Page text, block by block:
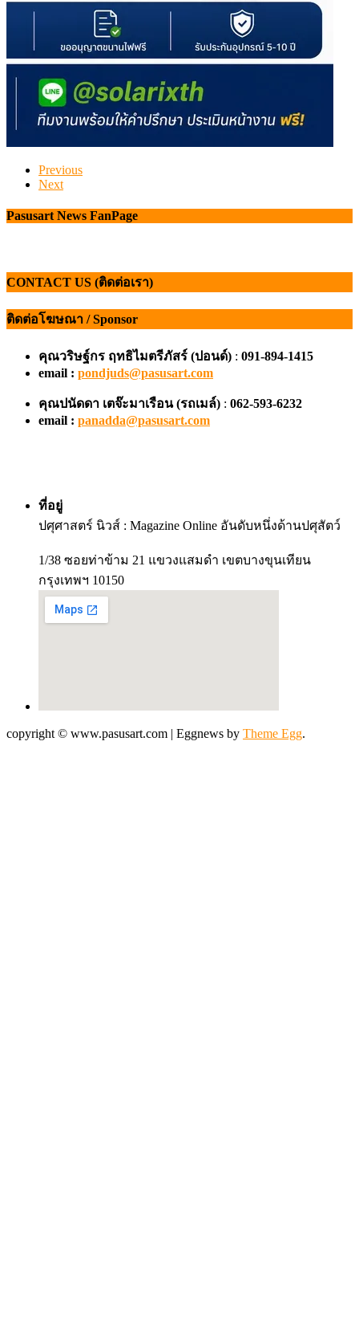
Previous
Next
Pasusart News FanPage
CONTACT US (ติดต่อเรา)
ติดต่อโฆษณา / Sponsor
คุณวริษฐ์กร ฤทธิไมตรีภัสร์ (ปอนด์) : 091-894-1415
email : pondjuds@pasusart.com
คุณปนัดดา เตจ๊ะมาเรือน (รถเมล์) : 062-593-6232
email : panadda@pasusart.com
ที่อยู่
ปศุศาสตร์ นิวส์ : Magazine Online อันดับหนึ่งด้านปศุสัตว์
1/38 ซอยท่าข้าม 21 แขวงแสมดำ เขตบางขุนเทียน
กรุงเทพฯ 10150
copyright © www.pasusart.com | Eggnews by Theme Egg.